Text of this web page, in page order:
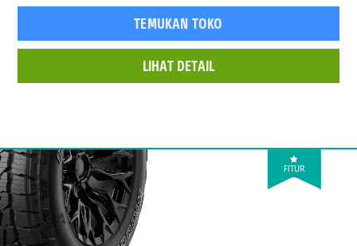
TEMUKAN TOKO
LIHAT DETAIL
FITUR